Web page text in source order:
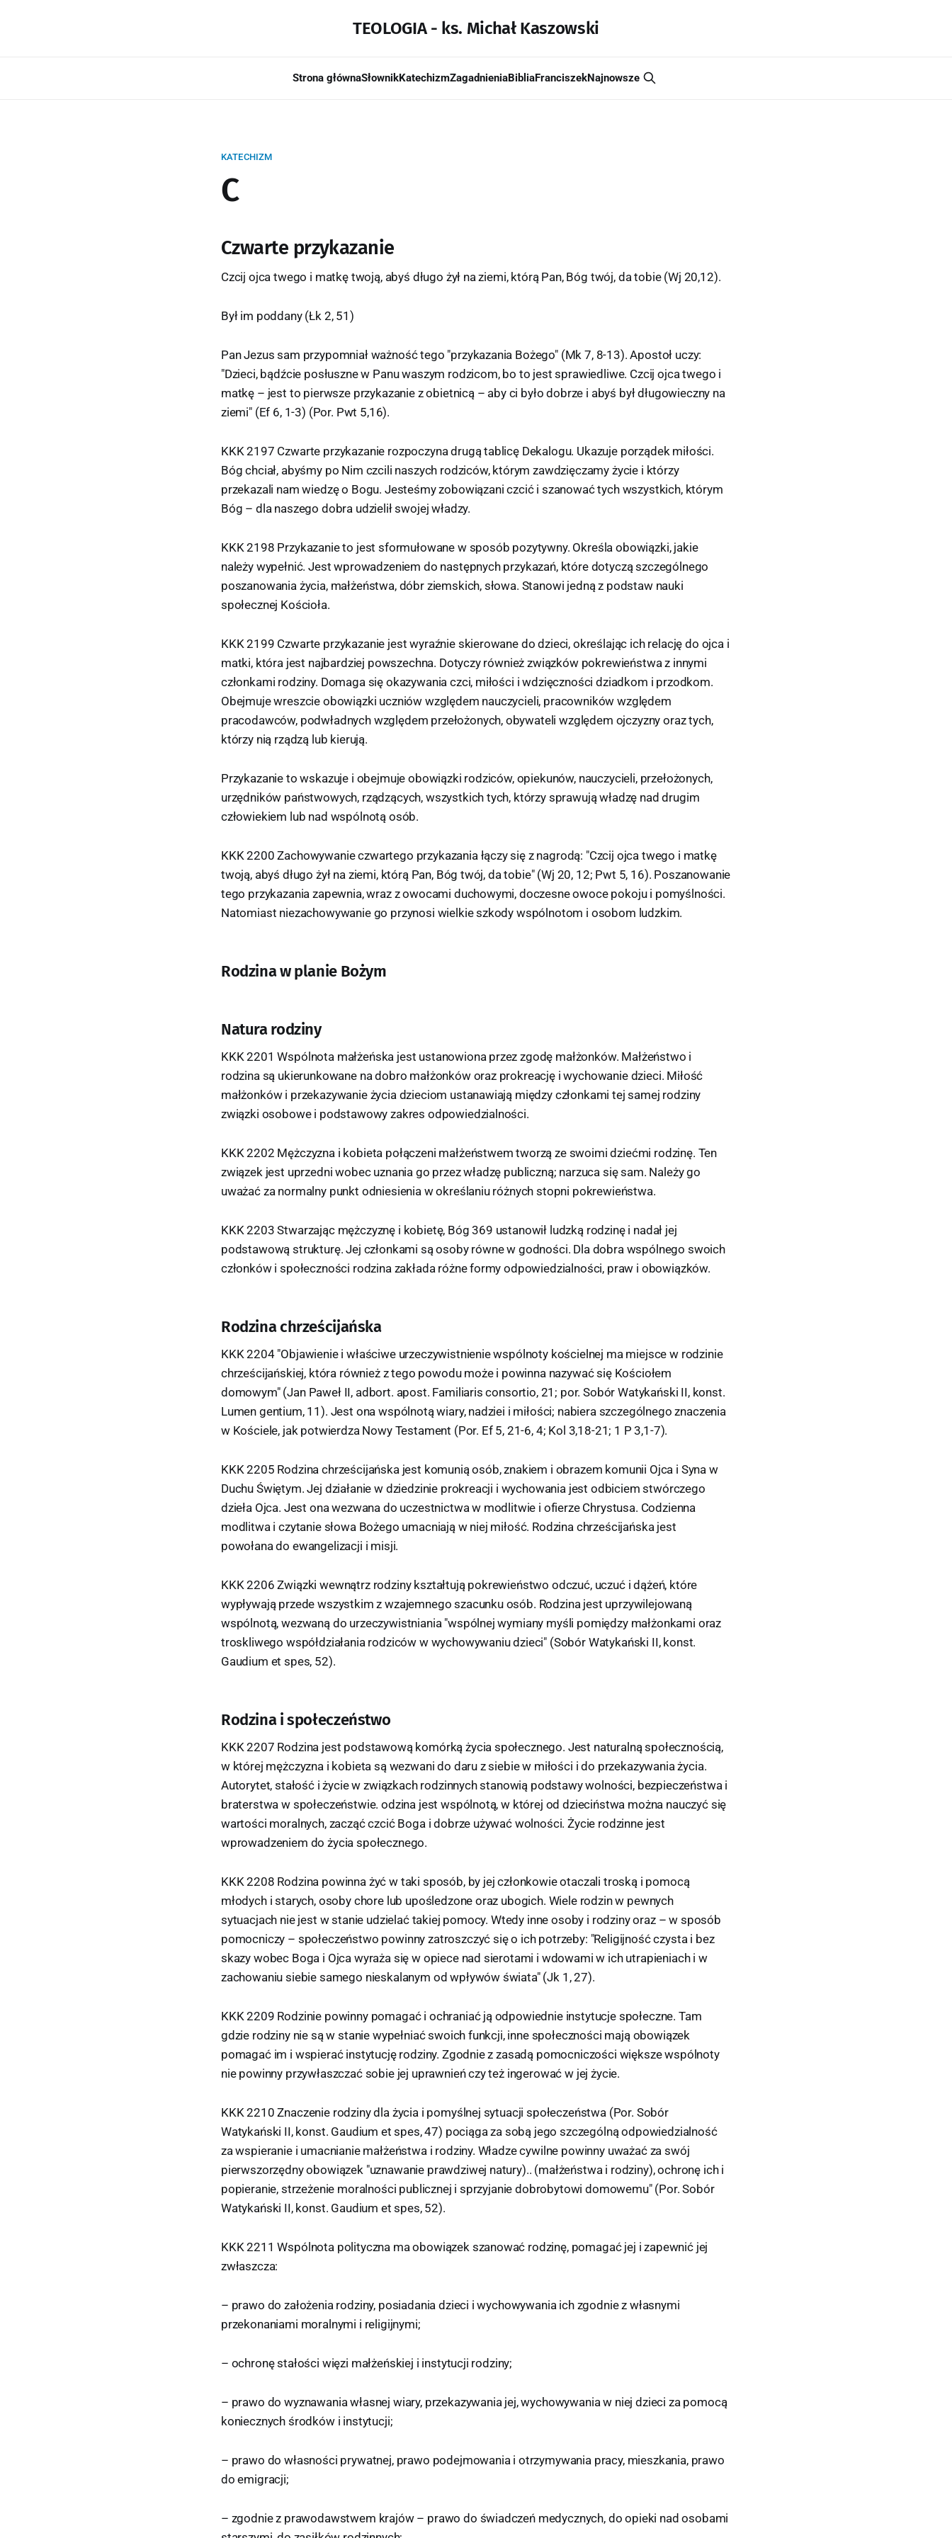
TEOLOGIA - ks. Michał Kaszowski
Strona głównaSłownikKatechizmZagadnieniaBibliaFranciszekNajnowsze
KATECHIZM
C
Czwarte przykazanie
Czcij ojca twego i matkę twoją, abyś długo żył na ziemi, którą Pan, Bóg twój, da tobie (Wj 20,12).
Był im poddany (Łk 2, 51)
Pan Jezus sam przypomniał ważność tego "przykazania Bożego" (Mk 7, 8-13). Apostoł uczy:
"Dzieci, bądźcie posłuszne w Panu waszym rodzicom, bo to jest sprawiedliwe. Czcij ojca twego i
matkę – jest to pierwsze przykazanie z obietnicą – aby ci było dobrze i abyś był długowieczny na
ziemi" (Ef 6, 1-3) (Por. Pwt 5,16).
KKK 2197 Czwarte przykazanie rozpoczyna drugą tablicę Dekalogu. Ukazuje porządek miłości.
Bóg chciał, abyśmy po Nim czcili naszych rodziców, którym zawdzięczamy życie i którzy
przekazali nam wiedzę o Bogu. Jesteśmy zobowiązani czcić i szanować tych wszystkich, którym
Bóg – dla naszego dobra udzielił swojej władzy.
KKK 2198 Przykazanie to jest sformułowane w sposób pozytywny. Określa obowiązki, jakie
należy wypełnić. Jest wprowadzeniem do następnych przykazań, które dotyczą szczególnego
poszanowania życia, małżeństwa, dóbr ziemskich, słowa. Stanowi jedną z podstaw nauki
społecznej Kościoła.
KKK 2199 Czwarte przykazanie jest wyraźnie skierowane do dzieci, określając ich relację do ojca i
matki, która jest najbardziej powszechna. Dotyczy również związków pokrewieństwa z innymi
członkami rodziny. Domaga się okazywania czci, miłości i wdzięczności dziadkom i przodkom.
Obejmuje wreszcie obowiązki uczniów względem nauczycieli, pracowników względem
pracodawców, podwładnych względem przełożonych, obywateli względem ojczyzny oraz tych,
którzy nią rządzą lub kierują.
Przykazanie to wskazuje i obejmuje obowiązki rodziców, opiekunów, nauczycieli, przełożonych,
urzędników państwowych, rządzących, wszystkich tych, którzy sprawują władzę nad drugim
człowiekiem lub nad wspólnotą osób.
KKK 2200 Zachowywanie czwartego przykazania łączy się z nagrodą: "Czcij ojca twego i matkę
twoją, abyś długo żył na ziemi, którą Pan, Bóg twój, da tobie" (Wj 20, 12; Pwt 5, 16). Poszanowanie
tego przykazania zapewnia, wraz z owocami duchowymi, doczesne owoce pokoju i pomyślności.
Natomiast niezachowywanie go przynosi wielkie szkody wspólnotom i osobom ludzkim.
Rodzina w planie Bożym
Natura rodziny
KKK 2201 Wspólnota małżeńska jest ustanowiona przez zgodę małżonków. Małżeństwo i
rodzina są ukierunkowane na dobro małżonków oraz prokreację i wychowanie dzieci. Miłość
małżonków i przekazywanie życia dzieciom ustanawiają między członkami tej samej rodziny
związki osobowe i podstawowy zakres odpowiedzialności.
KKK 2202 Mężczyzna i kobieta połączeni małżeństwem tworzą ze swoimi dziećmi rodzinę. Ten
związek jest uprzedni wobec uznania go przez władzę publiczną; narzuca się sam. Należy go
uważać za normalny punkt odniesienia w określaniu różnych stopni pokrewieństwa.
KKK 2203 Stwarzając mężczyznę i kobietę, Bóg 369 ustanowił ludzką rodzinę i nadał jej
podstawową strukturę. Jej członkami są osoby równe w godności. Dla dobra wspólnego swoich
członków i społeczności rodzina zakłada różne formy odpowiedzialności, praw i obowiązków.
Rodzina chrześcijańska
KKK 2204 "Objawienie i właściwe urzeczywistnienie wspólnoty kościelnej ma miejsce w rodzinie
chrześcijańskiej, która również z tego powodu może i powinna nazywać się Kościołem
domowym" (Jan Paweł II, adbort. apost. Familiaris consortio, 21; por. Sobór Watykański II, konst.
Lumen gentium, 11). Jest ona wspólnotą wiary, nadziei i miłości; nabiera szczególnego znaczenia
w Kościele, jak potwierdza Nowy Testament (Por. Ef 5, 21-6, 4; Kol 3,18-21; 1 P 3,1-7).
KKK 2205 Rodzina chrześcijańska jest komunią osób, znakiem i obrazem komunii Ojca i Syna w
Duchu Świętym. Jej działanie w dziedzinie prokreacji i wychowania jest odbiciem stwórczego
dzieła Ojca. Jest ona wezwana do uczestnictwa w modlitwie i ofierze Chrystusa. Codzienna
modlitwa i czytanie słowa Bożego umacniają w niej miłość. Rodzina chrześcijańska jest
powołana do ewangelizacji i misji.
KKK 2206 Związki wewnątrz rodziny kształtują pokrewieństwo odczuć, uczuć i dążeń, które
wypływają przede wszystkim z wzajemnego szacunku osób. Rodzina jest uprzywilejowaną
wspólnotą, wezwaną do urzeczywistniania "wspólnej wymiany myśli pomiędzy małżonkami oraz
troskliwego współdziałania rodziców w wychowywaniu dzieci" (Sobór Watykański II, konst.
Gaudium et spes, 52).
Rodzina i społeczeństwo
KKK 2207 Rodzina jest podstawową komórką życia społecznego. Jest naturalną społecznością,
w której mężczyzna i kobieta są wezwani do daru z siebie w miłości i do przekazywania życia.
Autorytet, stałość i życie w związkach rodzinnych stanowią podstawy wolności, bezpieczeństwa i
braterstwa w społeczeństwie. odzina jest wspólnotą, w której od dzieciństwa można nauczyć się
wartości moralnych, zacząć czcić Boga i dobrze używać wolności. Życie rodzinne jest
wprowadzeniem do życia społecznego.
KKK 2208 Rodzina powinna żyć w taki sposób, by jej członkowie otaczali troską i pomocą
młodych i starych, osoby chore lub upośledzone oraz ubogich. Wiele rodzin w pewnych
sytuacjach nie jest w stanie udzielać takiej pomocy. Wtedy inne osoby i rodziny oraz – w sposób
pomocniczy – społeczeństwo powinny zatroszczyć się o ich potrzeby: "Religijność czysta i bez
skazy wobec Boga i Ojca wyraża się w opiece nad sierotami i wdowami w ich utrapieniach i w
zachowaniu siebie samego nieskalanym od wpływów świata" (Jk 1, 27).
KKK 2209 Rodzinie powinny pomagać i ochraniać ją odpowiednie instytucje społeczne. Tam
gdzie rodziny nie są w stanie wypełniać swoich funkcji, inne społeczności mają obowiązek
pomagać im i wspierać instytucję rodziny. Zgodnie z zasadą pomocniczości większe wspólnoty
nie powinny przywłaszczać sobie jej uprawnień czy też ingerować w jej życie.
KKK 2210 Znaczenie rodziny dla życia i pomyślnej sytuacji społeczeństwa (Por. Sobór
Watykański II, konst. Gaudium et spes, 47) pociąga za sobą jego szczególną odpowiedzialność
za wspieranie i umacnianie małżeństwa i rodziny. Władze cywilne powinny uważać za swój
pierwszorzędny obowiązek "uznawanie prawdziwej natury).. (małżeństwa i rodziny), ochronę ich i
popieranie, strzeżenie moralności publicznej i sprzyjanie dobrobytowi domowemu" (Por. Sobór
Watykański II, konst. Gaudium et spes, 52).
KKK 2211 Wspólnota polityczna ma obowiązek szanować rodzinę, pomagać jej i zapewnić jej
zwłaszcza:
– prawo do założenia rodziny, posiadania dzieci i wychowywania ich zgodnie z własnymi
przekonaniami moralnymi i religijnymi;
– ochronę stałości więzi małżeńskiej i instytucji rodziny;
– prawo do wyznawania własnej wiary, przekazywania jej, wychowywania w niej dzieci za pomocą
koniecznych środków i instytucji;
– prawo do własności prywatnej, prawo podejmowania i otrzymywania pracy, mieszkania, prawo
do emigracji;
– zgodnie z prawodawstwem krajów – prawo do świadczeń medycznych, do opieki nad osobami